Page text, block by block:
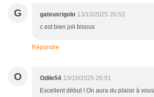
G gateuxrigolo 13/10/2025 20:52
c est bien joli bisous
Répondre
O Odile54 13/10/2025 20:51
Excellent début ! On aura du plaisir à